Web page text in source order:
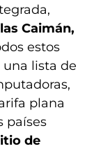
Caimán,
estos
una lista de
plana
países
de